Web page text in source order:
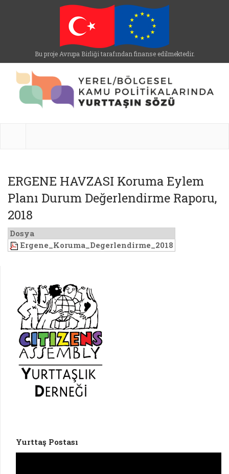
Bu proje Avrupa Birliği tarafından finanse edilmektedir.
ERGENE HAVZASI Koruma Eylem
Planı Durum Değerlendirme Raporu,
2018
Dosya
Ergene_Koruma_Degerlendirme_2018
Yurttaş Postası